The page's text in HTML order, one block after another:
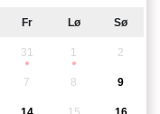
Fr Lø Sø
31 1 2
7 8 9